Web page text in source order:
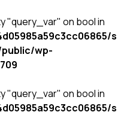
"query_var" on bool in
s
wp-
"query_var" on bool in
s